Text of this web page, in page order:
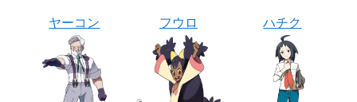
ヤーコン フウロ ハチク